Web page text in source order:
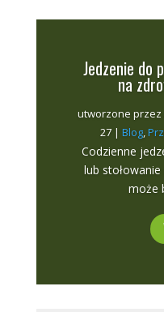
Jedzenie do
na
utworzone przez
27| Blog,
Codzienne
lub
może